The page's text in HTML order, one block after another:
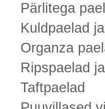
Pärlitega
Kuldpaelad
Organza
Ripspaelad
Taftpaelad